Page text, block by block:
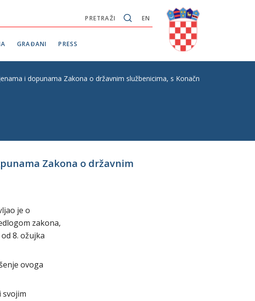
EN
PRETRAŽI
GRAĐANI PRESS
i dopunama Zakona o državnim službenicima, s Konačnim prijedlogom
Zakona o državnim
je o
zakona,
8. ožujka
ovoga
svojim